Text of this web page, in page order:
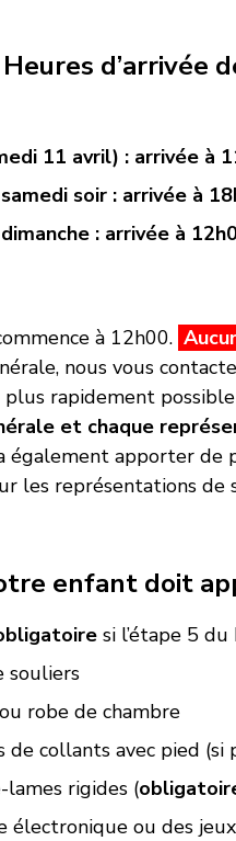
d’arrivée
11 avril) : arrivée à
soir : arrivée à
: arrivée à
à 12h00.
nous vous
rapidement
et chaque
également apporter de
les représentations de
enfant doit
si l’étape 5
souliers
robe de chambre
de collants avec pied (si
rigides (
ou des